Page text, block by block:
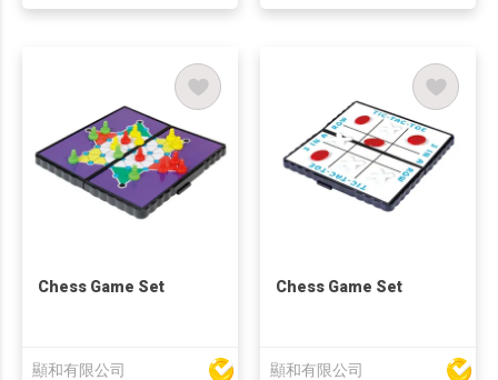
Chess Game Set
顯和有限公司
Chess Game Set
顯和有限公司